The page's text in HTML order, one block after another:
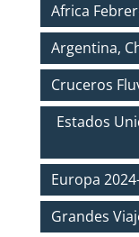
Africa
Argentina,
Cruceros
Estados
Europa
Grandes